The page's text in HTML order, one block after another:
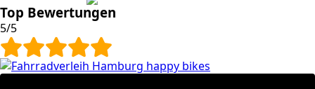
Top Bewertungen
5/5